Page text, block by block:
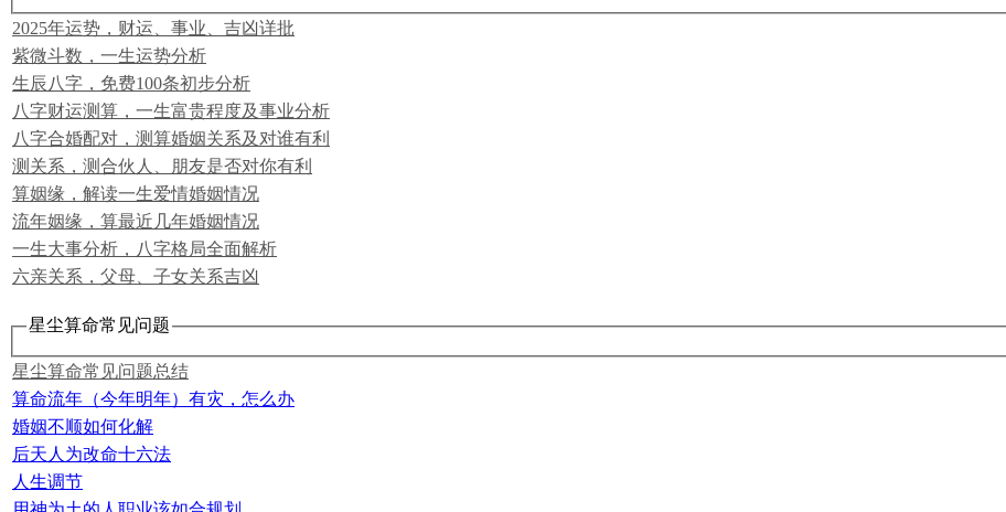
2025年运势，财运、事业、吉凶详批
紫微斗数，一生运势分析
生辰八字，免费100条初步分析
八字财运测算，一生富贵程度及事业分析
八字合婚配对，测算婚姻关系及对谁有利
测关系，测合伙人、朋友是否对你有利
算姻缘，解读一生爱情婚姻情况
流年姻缘，算最近几年婚姻情况
一生大事分析，八字格局全面解析
六亲关系，父母、子女关系吉凶
星尘算命常见问题
星尘算命常见问题总结
算命流年（今年明年）有灾，怎么办
婚姻不顺如何化解
后天人为改命十六法
人生调节